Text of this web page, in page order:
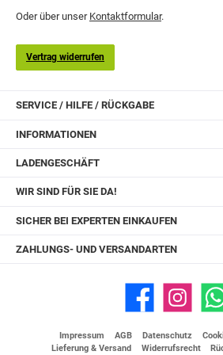
Oder über unser Kontaktformular.
Vertrag widerrufen
SERVICE / HILFE / RÜCKGABE
INFORMATIONEN
LADENGESCHÄFT
WIR SIND FÜR SIE DA!
SICHER BEI EXPERTEN EINKAUFEN
ZAHLUNGS- UND VERSANDARTEN
Facebook Instagram
Impressum AGB Datenschutz
Lieferung & Versand
Widerrufsrecht